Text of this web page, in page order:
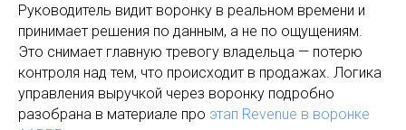
Руководитель видит воронку в реальном времени и
принимает решения по данным, а не по ощущениям.
Это снимает главную тревогу владельца — потерю
контроля над тем, что происходит в продажах. Логика
управления выручкой через воронку подробно
разобрана в материале про этап Revenue в воронке